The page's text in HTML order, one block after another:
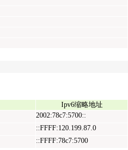
Ipv6缩略地址
2002:78c7:5700::
::FFFF:120.199.87.0
::FFFF:78c7:5700